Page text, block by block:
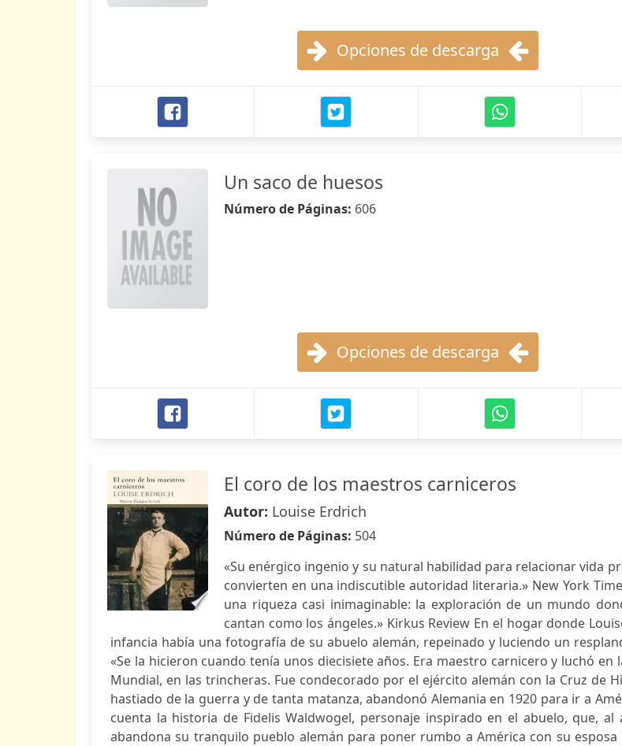
Opciones de descarga
Un saco de huesos
Número de Páginas: 606
Opciones de descarga
El coro de los maestros carniceros
Autor: Louise Erdrich
Número de Páginas: 504
«Su enérgico ingenio y su natural habilidad para relacionar vida
convierten en una indiscutible autoridad literaria.» New York
una riqueza casi inimaginable: la exploración de un mundo
cantan como los ángeles.» Kirkus Review En el hogar donde
infancia había una fotografía de su abuelo alemán, repeinado y luciendo un
«Se la hicieron cuando tenía unos diecisiete años. Era maestro carnicero y luchó en
Mundial, en las trincheras. Fue condecorado por el ejército alemán con la Cruz de
hastiado de la guerra y de tanta matanza, abandonó Alemania en 1920 para ir a
cuenta la historia de Fidelis Waldwogel, personaje inspirado en el abuelo, que, al
abandona su tranquilo pueblo alemán para poner rumbo a América con su esposa